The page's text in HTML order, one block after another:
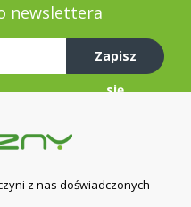
powinno być
czyste, bez kurzu,
nowe zależnie od
łuszczące się
farb emulsyjnych umyć
Nierówności
newslettera
Zapisz
się
z nas doświadczonych